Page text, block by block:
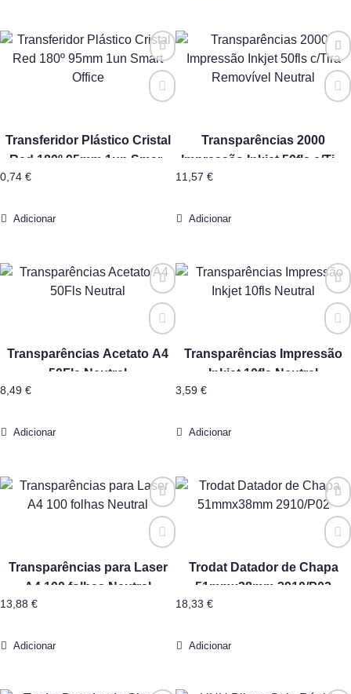
Transferidor Plástico Cristal
Red 180º 95mm 1un Smart
0,74 €
Adicionar
Transparências 2000
Impressão Inkjet 50fls c/Tira
Removível Neutral
11,57 €
Adicionar
Transparências Acetato A4
50Fls Neutral
8,49 €
Adicionar
Transparências Impressão
Inkjet 10fls Neutral
3,59 €
Adicionar
Transparências para Laser
A4 100 folhas Neutral
13,88 €
Adicionar
Trodat Datador de Chapa
51mmx38mm 2910/P02
18,33 €
Adicionar